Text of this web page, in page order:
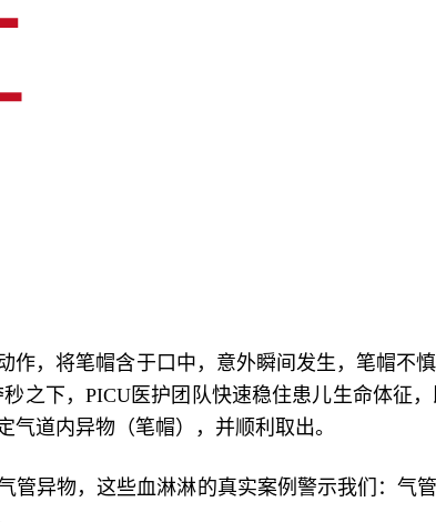
作，将笔帽含于口中，意外瞬间发生，笔帽不
之下，PICU医护团队快速稳住患儿生命体征
道内异物（笔帽），并顺利取出。
管异物，这些血淋淋的真实案例警示我们：气